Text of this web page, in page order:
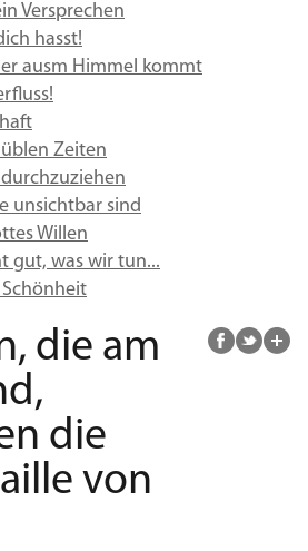
Versprechen
hasst!
ausm Himmel kommt
Zeiten
unsichtbar sind
Willen
gut, was wir tun...
die am
die
von